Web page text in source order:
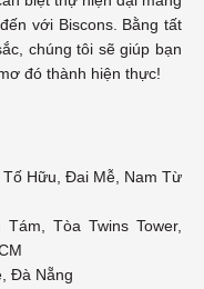
với Biscons. Bằng tất
chúng tôi sẽ giúp bạn
đó thành hiện thực!
Tố Hữu, Đai Mễ, Nam Từ
Tòa Twins Tower,
Đà Nẵng